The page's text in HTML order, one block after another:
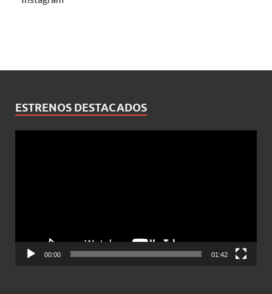
ESTRENOS DESTACADOS
00:00 01:42